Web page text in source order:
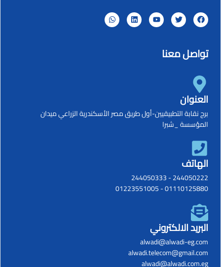
تواصل معنا
العنوان
برج نقابة التطبيقيين-أول طريق مصر الأسكندرية الزراعي ميدان
المؤسسة _شبرا
الهاتف
244050222
-
244050333
01110125880
-
01223551005
البريد الالكتروني
alwadi@alwadi-eg.com
alwadi.telecom@gmail.com
alwadi@alwadi.com.eg